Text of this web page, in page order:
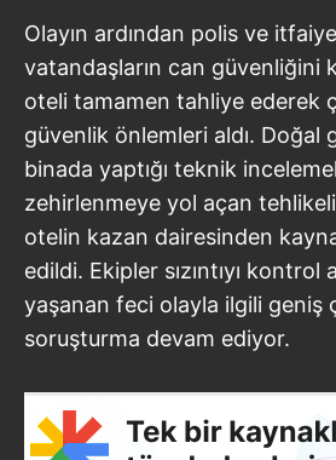
Olayın ardından polis ve
vatandaşların can güvenliğini
oteli tamamen tahliye ederek
güvenlik önlemleri aldı. Doğal
binada yaptığı teknik
zehirlenmeye yol açan tehlikeli
otelin kazan dairesinden
edildi. Ekipler sızıntıyı kontrol
yaşanan feci olayla ilgili geniş
soruşturma devam ediyor.